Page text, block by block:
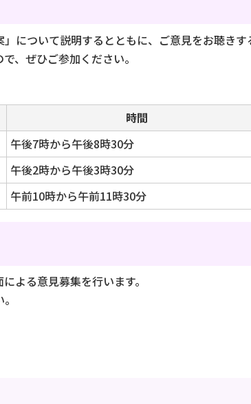
について説明するとともに、ご意見をお聴きす
、ぜひご参加ください。
時間
午後7時から午後8時30分
午後2時から午後3時30分
午前10時から午前11時30分
よる意見募集を行います。